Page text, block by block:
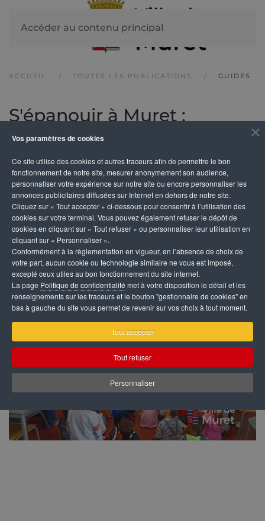
Vos paramètres de cookies
Ce site utilise des cookies et autres traceurs afin de permettre le bon
fonctionnement de notre site, mesurer anonymement son audience,
personnaliser votre expérience sur notre site ou encore personnaliser les
annonces publicitaires diffusées sur Internet en dehors de notre site.
Cliquez sur « Tout accepter » ci-dessous pour consentir à l’utilisation des
cookies sur votre terminal. Vous pouvez également refuser le dépôt de
cookies en cliquant sur « Tout refuser » ou personnaliser leur utilisation en
cliquant sur « Personnaliser ».
Conformément à la règlementation en vigueur, en l’absence de choix de
votre part, aucun cookie ou technologie similaire ne vous est imposé,
excepté ceux utiles au bon fonctionnement du site internet.
La page Politique de confidentialité met à votre disposition le détail et les
renseignements sur les traceurs et le bouton "gestionnaire de cookies" en
bas à gauche du site vous permet de revenir sur vos choix à tout moment.
Tout accepter
Tout refuser
Personnaliser
Accéder au contenu principal
ACCUEIL TOUTES LES PUBLICATIONS GUIDES
S'épanouir à Muret :
dispositif éducatif
municipal 2024-2025